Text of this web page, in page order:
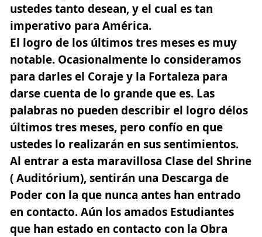
ustedes tanto desean, y el cual es tan
imperativo para América.
El logro de los últimos tres meses es muy
notable. Ocasionalmente lo consideramos
para darles el Coraje y la Fortaleza para
darse cuenta de lo grande que es. Las
palabras no pueden describir el logro délos
últimos tres meses, pero confío en que
ustedes lo realizarán en sus sentimientos.
Al entrar a esta maravillosa Clase del Shrine
( Auditórium), sentirán una Descarga de
Poder con la que nunca antes han entrado
en contacto. Aún los amados Estudiantes
que han estado en contacto con la Obra